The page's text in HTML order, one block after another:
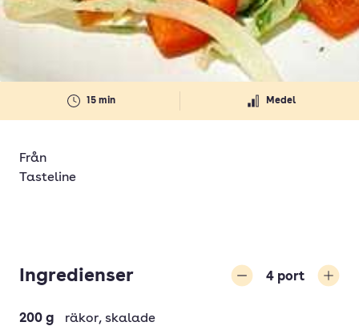
15 min Medel
Från
Tasteline
Ingredienser 4 port
200 g räkor, skalade